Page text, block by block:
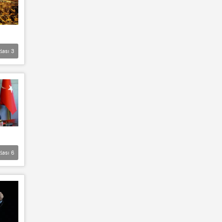
3
6